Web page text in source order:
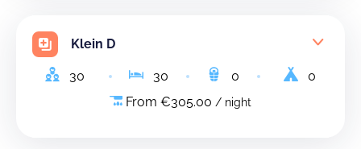
Klein D
30 30 0
0
From €305.00 / night